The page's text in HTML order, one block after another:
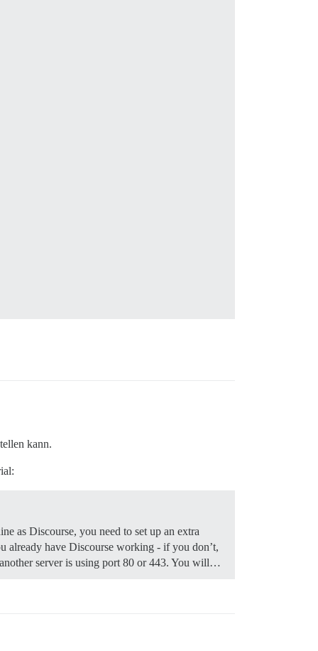
kann.
as Discourse, you need to set up an extra
already have Discourse working - if you don’t,
server is using port 80 or 443. You will…